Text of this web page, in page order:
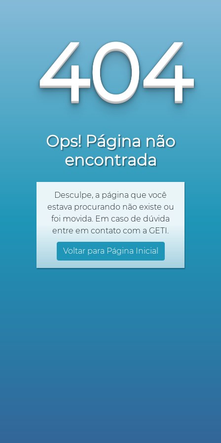
404
Ops! Página não
encontrada
Desculpe, a página que você
estava procurando não existe ou
foi movida. Em caso de dúvida
entre em contato com a GETI.
Voltar para Página Inicial